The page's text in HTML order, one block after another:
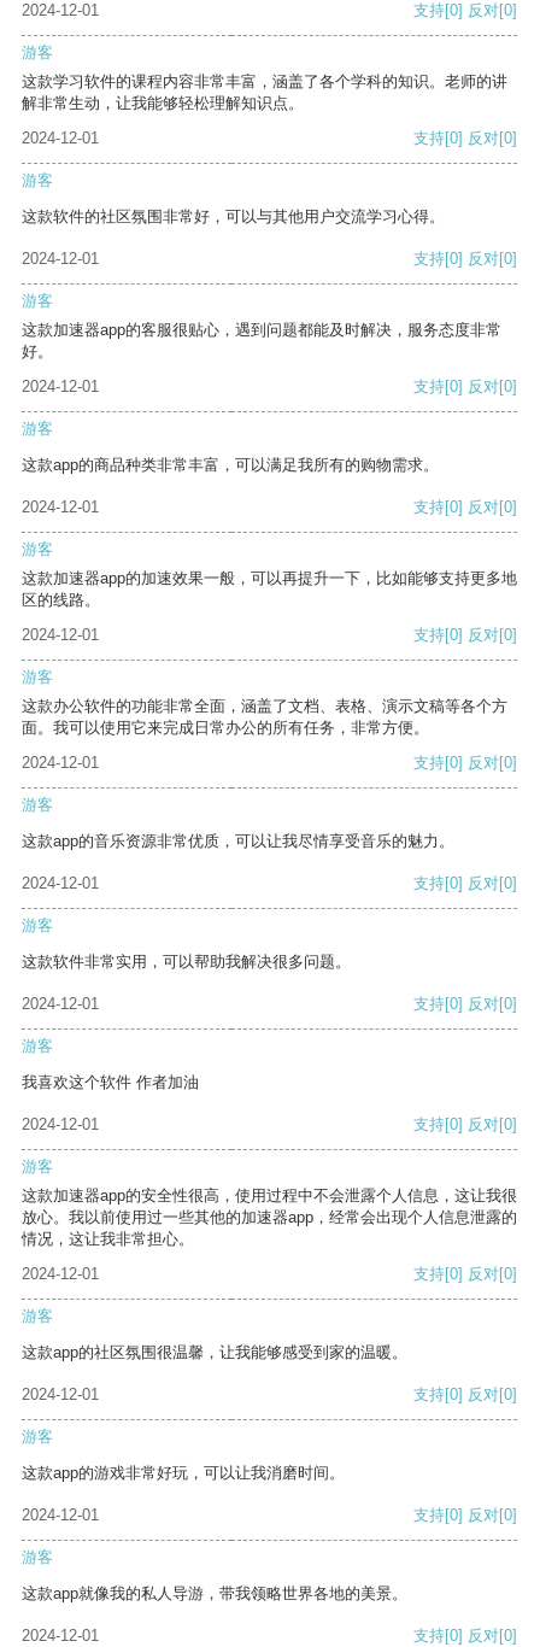
2024-12-01 支持[0] 反对[0]
游客
这款学习软件的课程内容非常丰富，涵盖了各个学科的知识。老师的讲
解非常生动，让我能够轻松理解知识点。
2024-12-01
支持[0] 反对[0]
游客
这款软件的社区氛围非常好，可以与其他用户交流学习心得。
2024-12-01 支持[0] 反对[0]
游客
这款加速器app的客服很贴心，遇到问题都能及时解决，服务态度非常
好。
2024-12-01
支持[0] 反对[0]
游客
这款app的商品种类非常丰富，可以满足我所有的购物需求。
2024-12-01 支持[0] 反对[0]
游客
这款加速器app的加速效果一般，可以再提升一下，比如能够支持更多地
区的线路。
2024-12-01
支持[0] 反对[0]
游客
这款办公软件的功能非常全面，涵盖了文档、表格、演示文稿等各个方
面。我可以使用它来完成日常办公的所有任务，非常方便。
2024-12-01
支持[0] 反对[0]
游客
这款app的音乐资源非常优质，可以让我尽情享受音乐的魅力。
2024-12-01 支持[0] 反对[0]
游客
这款软件非常实用，可以帮助我解决很多问题。
2024-12-01 支持[0] 反对[0]
游客
我喜欢这个软件 作者加油
2024-12-01 支持[0] 反对[0]
游客
这款加速器app的安全性很高，使用过程中不会泄露个人信息，这让我很
放心。我以前使用过一些其他的加速器app，经常会出现个人信息泄露的
情况，这让我非常担心。
2024-12-01
支持[0] 反对[0]
游客
这款app的社区氛围很温馨，让我能够感受到家的温暖。
2024-12-01 支持[0] 反对[0]
游客
这款app的游戏非常好玩，可以让我消磨时间。
2024-12-01 支持[0] 反对[0]
游客
这款app就像我的私人导游，带我领略世界各地的美景。
2024-12-01 支持[0] 反对[0]